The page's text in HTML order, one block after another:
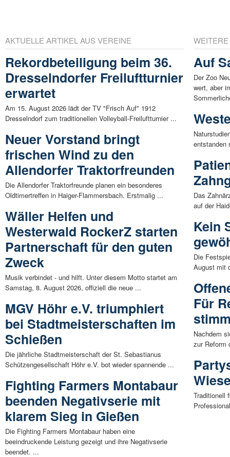
AKTUELLE ARTIKEL AUS VEREINE
Rekordbeteiligung beim 36.
Dresselndorfer Freiluftturnier
erwartet
Am 15. August 2026 lädt der TV "Frisch Auf" 1912
Dresselndorf zum traditionellen Volleyball-Freiluftturnier ...
Neuer Vorstand bringt
frischen Wind zu den
Allendorfer Traktorfreunden
Die Allendorfer Traktorfreunde planen ein besonderes
Oldtimertreffen in Haiger-Flammersbach. Erstmalig ...
Wäller Helfen und
Westerwald RockerZ starten
Partnerschaft für den guten
Zweck
Musik verbindet - und hilft. Unter diesem Motto startet am
Samstag, 8. August 2026, offiziell die neue ...
MGV Höhr e.V. triumphiert
bei Stadtmeisterschaften im
Schießen
Die jährliche Stadtmeisterschaft der St. Sebastianus
Schützengesellschaft Höhr e.V. bot wieder spannende ...
Fighting Farmers Montabaur
beenden Negativserie mit
klarem Sieg in Gießen
Die Fighting Farmers Montabaur haben eine
beeindruckende Leistung gezeigt und ihre Negativserie
beendet. ...
Auf
Der Zoo
wert, aber
entstanden
Das
auf der
Kein
Die
August mit
Für
Nachdem
zur Reform
Traditionell